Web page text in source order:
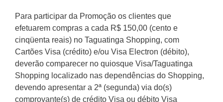
Para participar da Promoção os clientes que
efetuarem compras a cada R$ 150,00 (cento e
cinqüenta reais) no Taguatinga Shopping, com
Cartões Visa (crédito) e/ou Visa Electron (débito),
deverão comparecer no quiosque Visa/Taguatinga
Shopping localizado nas dependências do Shopping,
devendo apresentar a 2ª (segunda) via do(s)
comprovante(s) de crédito Visa ou débito Visa